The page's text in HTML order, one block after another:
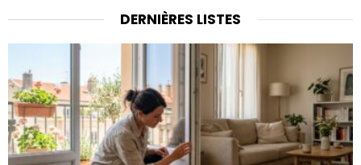
DERNIÈRES LISTES